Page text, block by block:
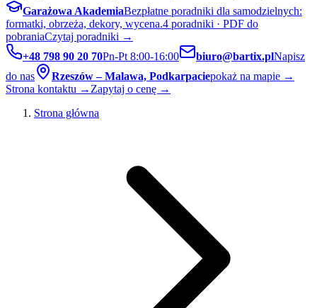
Garażowa AkademiaBezpłatne poradniki dla samodzielnych:
formatki, obrzeża, dekory, wycena.4 poradniki · PDF do
pobraniaCzytaj poradniki →
+48 798 90 20 70Pn-Pt 8:00-16:00 biuro@bartix.plNapisz
do nas
Rzeszów – Malawa, Podkarpaciepokaż na mapie →
Strona kontaktu → Zapytaj o cenę →
Strona główna